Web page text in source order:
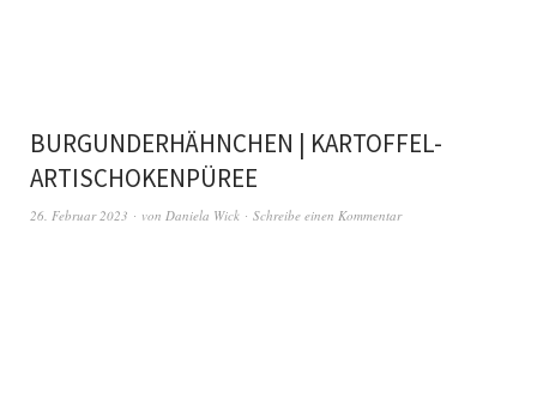
BURGUNDERHÄHNCHEN | KARTOFFEL-
ARTISCHOKENPÜREE
26. Februar 2023 von Daniela Wick Schreibe einen Kommentar